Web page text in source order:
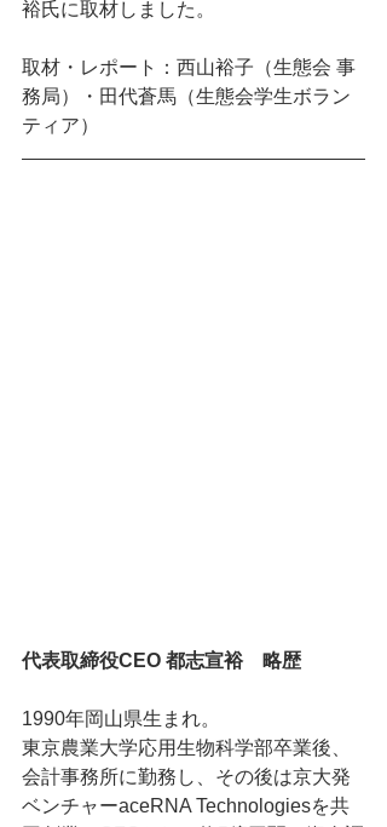
裕氏に取材しました。
取材・レポート：西山裕子（生態会 事
務局）・田代蒼馬（生態会学生ボラン
ティア）
代表取締役CEO 都志宣裕　略歴
1990年岡山県生まれ。
東京農業大学応用生物科学部卒業後、
会計事務所に勤務し、その後は京大発
ベンチャーaceRNA Technologiesを共